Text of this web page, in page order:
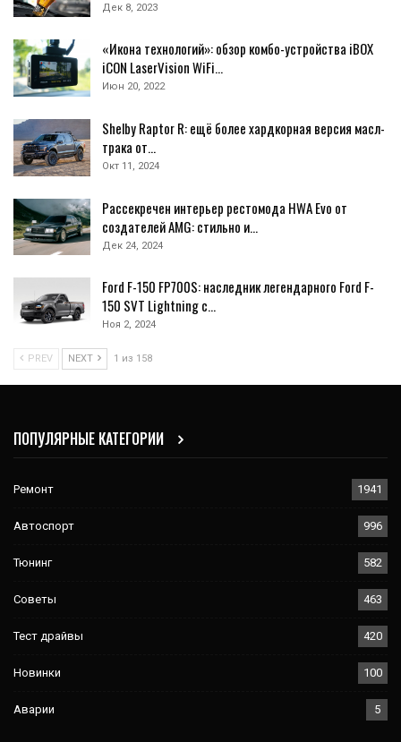
Дек 8, 2023
«Икона технологий»: обзор комбо-устройства iBOX
iCON LaserVision WiFi…
Июн 20, 2022
Shelby Raptor R: ещё более хардкорная версия масл-
трака от…
Окт 11, 2024
Рассекречен интерьер рестомода HWA Evo от
создателей AMG: стильно и…
Дек 24, 2024
Ford F-150 FP700S: наследник легендарного Ford F-
150 SVT Lightning с…
Ноя 2, 2024
PREV NEXT 1 из 158
ПОПУЛЯРНЫЕ КАТЕГОРИИ
Ремонт 1941
Автоспорт 996
Тюнинг 582
Советы 463
Тест драйвы 420
Новинки 100
Аварии 5